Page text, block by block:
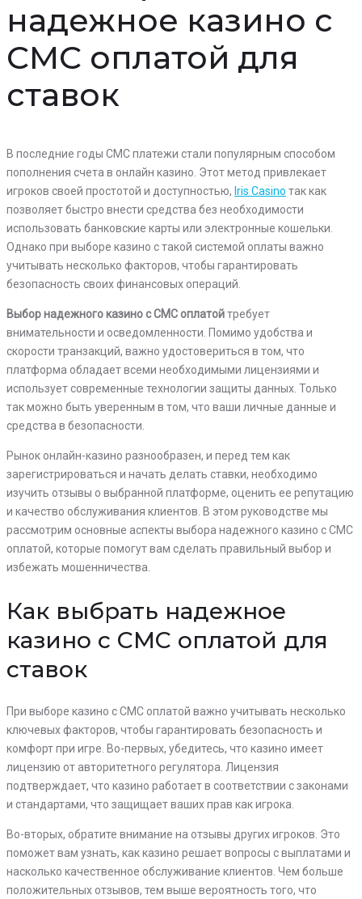
надежное казино с
СМС оплатой для
ставок
В последние годы СМС платежи стали популярным способом
пополнения счета в онлайн казино. Этот метод привлекает
игроков своей простотой и доступностью, Iris Casino так как
позволяет быстро внести средства без необходимости
использовать банковские карты или электронные кошельки.
Однако при выборе казино с такой системой оплаты важно
учитывать несколько факторов, чтобы гарантировать
безопасность своих финансовых операций.
Выбор надежного казино с СМС оплатойтребует
внимательности и осведомленности. Помимо удобства и
скорости транзакций, важно удостовериться в том, что
платформа обладает всеми необходимыми лицензиями и
использует современные технологии защиты данных. Только
так можно быть уверенным в том, что ваши личные данные и
средства в безопасности.
Рынок онлайн-казино разнообразен, и перед тем как
зарегистрироваться и начать делать ставки, необходимо
изучить отзывы о выбранной платформе, оценить ее репутацию
и качество обслуживания клиентов. В этом руководстве мы
рассмотрим основные аспекты выбора надежного казино с СМС
оплатой, которые помогут вам сделать правильный выбор и
избежать мошенничества.
Как выбрать надежное
казино с СМС оплатой для
ставок
При выборе казино с СМС оплатой важно учитывать несколько
ключевых факторов, чтобы гарантировать безопасность и
комфорт при игре. Во-первых, убедитесь, что казино имеет
лицензию от авторитетного регулятора. Лицензия
подтверждает, что казино работает в соответствии с законами
и стандартами, что защищает ваших прав как игрока.
Во-вторых, обратите внимание на отзывы других игроков. Это
поможет вам узнать, как казино решает вопросы с выплатами и
насколько качественное обслуживание клиентов. Чем больше
положительных отзывов, тем выше вероятность того, что